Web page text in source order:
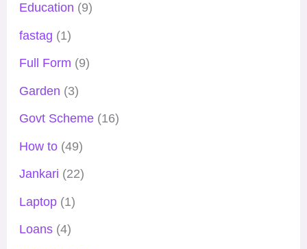
Education (9)
fastag (1)
Full Form (9)
Garden (3)
Govt Scheme(16)
How to(49)
Jankari (22)
Laptop(1)
Loans(4)